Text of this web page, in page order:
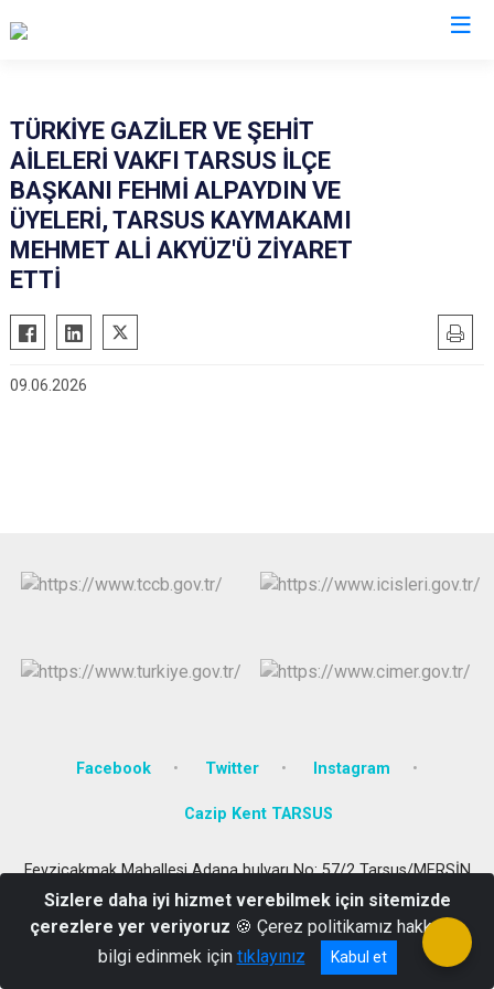
Anamur
Aydıncık
Bozyazı
Çamlıyayla
Erdemli
Gülnar
Mut
Silifke
Tarsus
Akdeniz
TÜRKİYE GAZİLER VE ŞEHİT
AİLELERİ VAKFI TARSUS İLÇE
BAŞKANI FEHMİ ALPAYDIN VE
ÜYELERİ, TARSUS KAYMAKAMI
MEHMET ALİ AKYÜZ'Ü ZİYARET
ETTİ
09.06.2026
Facebook Twitter Instagram
Cazip Kent TARSUS
Fevziçakmak Mahallesi Adana bulvarı No: 57/2 Tarsus/MERSİN
Telefon:(0324) 6131616 Belgegecer :(0324)6146565
Sizlere daha iyi hizmet verebilmek için sitemizde
çerezlere yer veriyoruz 🍪 Çerez politikamız hakkında
bilgi edinmek için tıklayınız Kabul et